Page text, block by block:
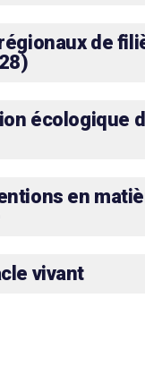
de
écologique
en
vivant